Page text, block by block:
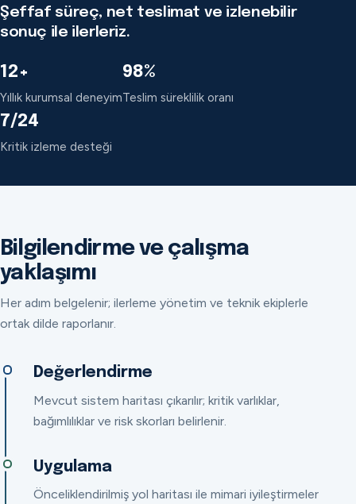
Şeffaf süreç, net teslimat ve izlenebilir
sonuç ile ilerleriz.
12+
Yıllık kurumsal deneyim
98%
Teslim süreklilik oranı
7/24
Kritik izleme desteği
Bilgilendirme ve çalışma
yaklaşımı
Her adım belgelenir; ilerleme yönetim ve teknik ekiplerle
ortak dilde raporlanır.
Değerlendirme
Mevcut sistem haritası çıkarılır; kritik varlıklar,
bağımlılıklar ve risk skorları belirlenir.
Uygulama
Önceliklendirilmiş yol haritası ile mimari iyileştirmeler